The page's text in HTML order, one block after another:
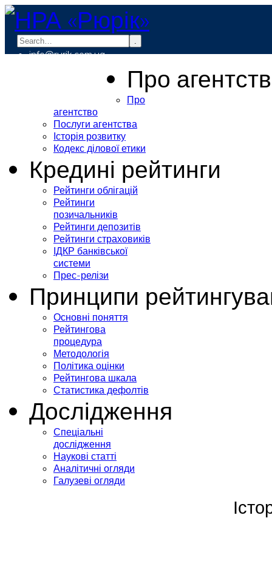
.
info@rurik.com.ua
Про
Про
агентство
Послуги агентства
Історія розвитку
Кодекс ділової етики
Кредині рейтинги
Рейтинги облігацій
Рейтинги
позичальників
Рейтинги депозитів
Рейтинги страховиків
ІДКР банківської
системи
Прес-релізи
Принципи
Основні поняття
Рейтингова
процедура
Методологія
Політика оцінки
Рейтингова шкала
Статистика дефолтів
Дослідження
Спеціальні
дослідження
Наукові статті
Аналітичні огляди
Галузеві огляди